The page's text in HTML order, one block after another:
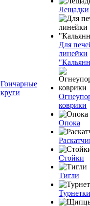
Гончарные
круги
Лещадки
Для
линейки
коврики
Опока
Стойки
Тигли
Турнетки